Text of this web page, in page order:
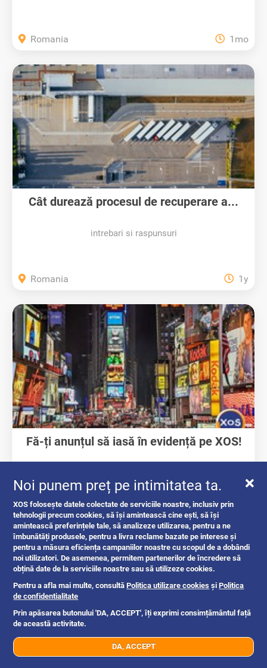
07xx xxx xxx Trimite mesaj
Romania 1mo
Cât durează procesul de recuperare a...
intrebari si raspunsuri
Romania 1y
Fă-ți anunțul să iasă în evidență pe XOS!
Romania
Noi punem preț pe intimitatea ta.
XOS folosește datele colectate de serviciile noastre, inclusiv prin
tehnologii precum cookies, să își amintească cine ești, să își
amintească preferințele tale, să analizeze utilizarea, pentru a ne
îmbunătăți produsele, pentru a livra reclame bazate pe interese și
pentru a măsura eficiența campaniilor noastre cu scopul de a dobândi
noi utilizatori. De asemenea, permitem partenerilor de încredere să
obțină date de la serviciile noastre sau să utilizeze cookies.
Pentru a afla mai multe, consultăPolitica utilizare cookies șiPolitica
de confidentialitate
Prin apăsarea butonului 'DA, ACCEPT', îți exprimi consimțământul față
de această activitate.
DA, ACCEPT